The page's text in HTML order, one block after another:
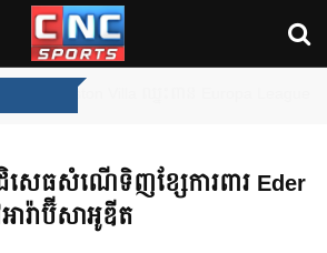
សេធសំណើទិញខ្សែការពារ Eder
ារ៉ាប៊ីសាអូឌីត